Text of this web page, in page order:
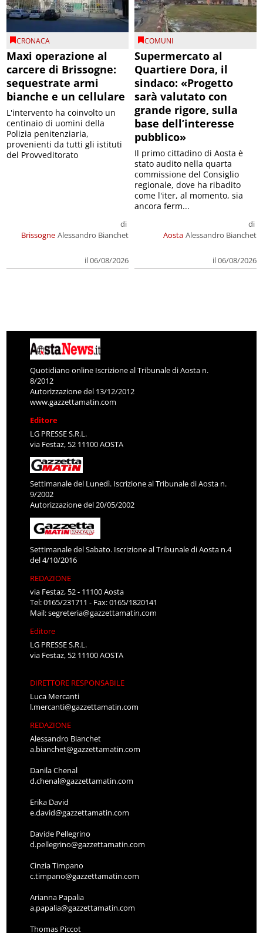
CRONACA
Maxi operazione al
carcere di Brissogne:
sequestrate armi
bianche e un cellulare
Brissogne
di
Alessandro Bianchet
il 06/08/2026
L'intervento ha coinvolto un
centinaio di uomini della
Polizia penitenziaria,
provenienti da tutti gli istituti
del Provveditorato
COMUNI
Supermercato al
Quartiere Dora, il
sindaco: «Progetto
sarà valutato con
grande rigore, sulla
base dell’interesse
pubblico»
Aosta
di
Alessandro Bianchet
il 06/08/2026
Il primo cittadino di Aosta è
stato audito nella quarta
commissione del Consiglio
regionale, dove ha ribadito
come l'iter, al momento, sia
ancora ferm...
Quotidiano online Iscrizione al Tribunale di Aosta n.
8/2012
Autorizzazione del 13/12/2012
www.gazzettamatin.com
Editore
LG PRESSE S.R.L.
via Festaz, 52 11100 AOSTA
Settimanale del Lunedì. Iscrizione al Tribunale di Aosta n.
9/2002
Autorizzazione del 20/05/2002
Settimanale del Sabato. Iscrizione al Tribunale di Aosta n.4
del 4/10/2016
REDAZIONE
via Festaz, 52 - 11100 Aosta
Tel: 0165/231711 - Fax: 0165/1820141
Mail:segreteria@gazzettamatin.com
Editore
LG PRESSE S.R.L.
via Festaz, 52 11100 AOSTA
DIRETTORE RESPONSABILE
Luca Mercanti
l.mercanti@gazzettamatin.com
REDAZIONE
Alessandro Bianchet
a.bianchet@gazzettamatin.com
Danila Chenal
d.chenal@gazzettamatin.com
Erika David
e.david@gazzettamatin.com
Davide Pellegrino
d.pellegrino@gazzettamatin.com
Cinzia Timpano
c.timpano@gazzettamatin.com
Arianna Papalia
a.papalia@gazzettamatin.com
Thomas Piccot